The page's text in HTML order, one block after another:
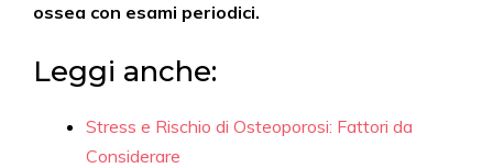
ossea con esami periodici.
Leggi anche:
Stress e Rischio di Osteoporosi: Fattori da
Considerare